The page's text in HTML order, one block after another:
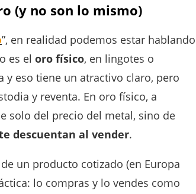
(y no son lo mismo)
”, en realidad podemos estar hablando
es el oro físico, en lingotes o
y eso tiene un atractivo claro, pero
y reventa. En oro físico, a
solo del precio del metal, sino de
descuentan al vender.
un producto cotizado (en Europa
lo compras y lo vendes como